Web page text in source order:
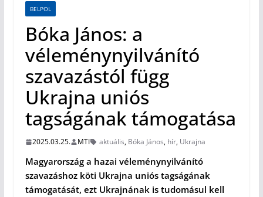
BELPOL
Bóka János: a
véleménynyilvánító
szavazástól függ
Ukrajna uniós
tagságának támogatása
2025.03.25. MTI aktuális, Bóka János, hír, Ukrajna
Magyarország a hazai véleménynyilvánító
szavazáshoz köti Ukrajna uniós tagságának
támogatását, ezt Ukrajnának is tudomásul kell